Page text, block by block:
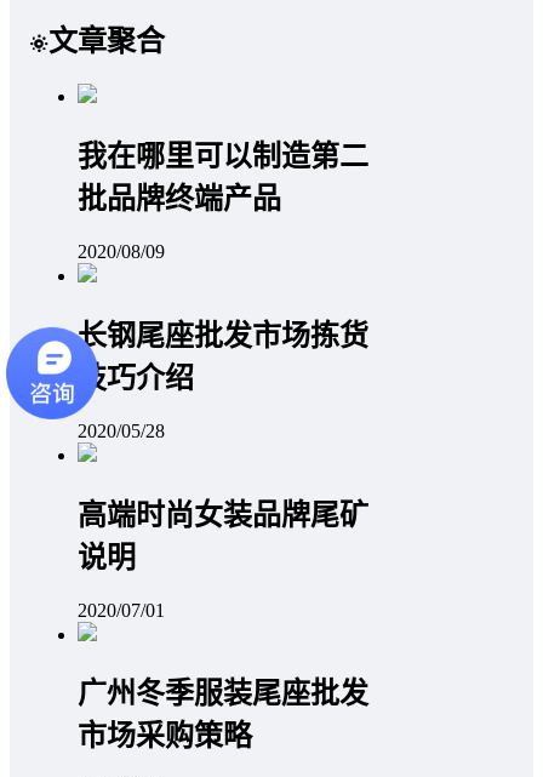
文章聚合
我在哪里可以制造第二
批品牌终端产品
2020/08/09
长钢尾座批发市场拣货
技巧介绍
2020/05/28
高端时尚女装品牌尾矿
说明
2020/07/01
广州冬季服装尾座批发
市场采购策略